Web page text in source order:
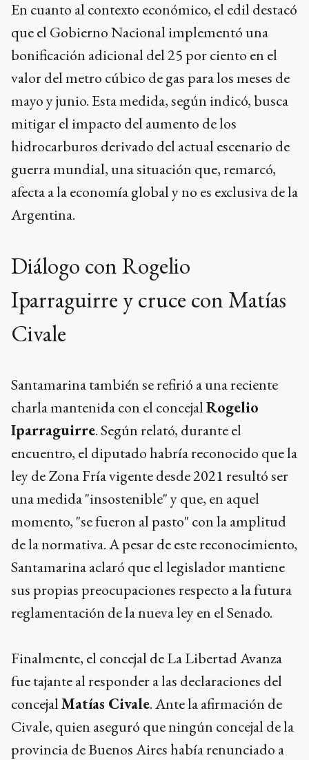
En cuanto al contexto económico, el edil destacó
que el Gobierno Nacional implementó una
bonificación adicional del 25 por ciento en el
valor del metro cúbico de gas para los meses de
mayo y junio. Esta medida, según indicó, busca
mitigar el impacto del aumento de los
hidrocarburos derivado del actual escenario de
guerra mundial, una situación que, remarcó,
afecta a la economía global y no es exclusiva de la
Argentina.
Diálogo con Rogelio
Iparraguirre y cruce con Matías
Civale
Santamarina también se refirió a una reciente
charla mantenida con el concejalRogelio
Iparraguirre. Según relató, durante el
encuentro, el diputado habría reconocido que la
ley de Zona Fría vigente desde 2021 resultó ser
una medida "insostenible" y que, en aquel
momento, "se fueron al pasto" con la amplitud
de la normativa. A pesar de este reconocimiento,
Santamarina aclaró que el legislador mantiene
sus propias preocupaciones respecto a la futura
reglamentación de la nueva ley en el Senado.
Finalmente, el concejal de La Libertad Avanza
fue tajante al responder a las declaraciones del
concejalMatías Civale. Ante la afirmación de
Civale, quien aseguró que ningún concejal de la
provincia de Buenos Aires había renunciado a